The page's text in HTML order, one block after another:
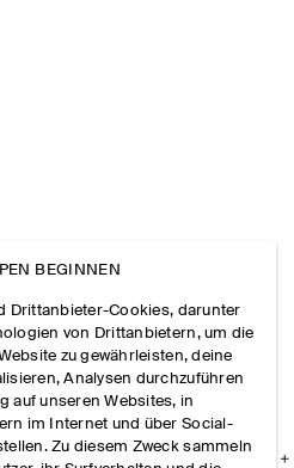
BEGINNEN
Drittanbieter-Cookies, darunter
von Drittanbietern, um die
zu gewährleisten, deine
Analysen durchzuführen
auf unseren Websites, in
im Internet und über Social-
Zu diesem Zweck sammeln